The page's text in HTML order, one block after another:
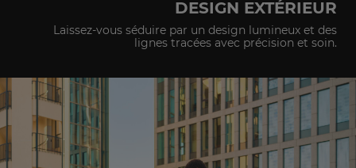
DESIGN EXTÉRIEUR
Laissez-vous séduire par un design lumineux et des
lignes tracées avec précision et soin.